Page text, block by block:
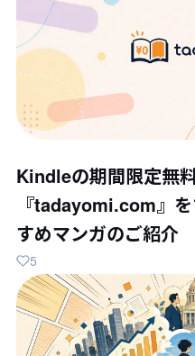
Kindleの期間限定無
『tadayomi.com』
すめマンガのご紹介
5